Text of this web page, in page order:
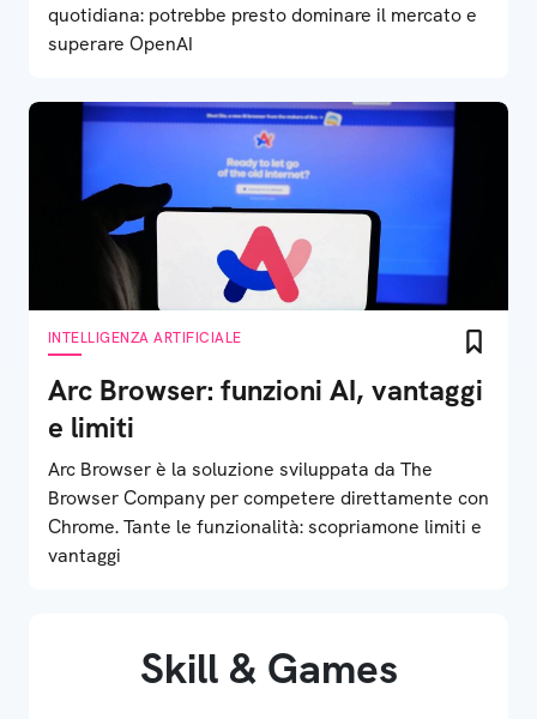
quotidiana: potrebbe presto dominare il mercato e
superare OpenAI
INTELLIGENZA ARTIFICIALE
Arc Browser: funzioni AI, vantaggi
e limiti
Arc Browser è la soluzione sviluppata da The
Browser Company per competere direttamente con
Chrome. Tante le funzionalità: scopriamone limiti e
vantaggi
Skill & Games